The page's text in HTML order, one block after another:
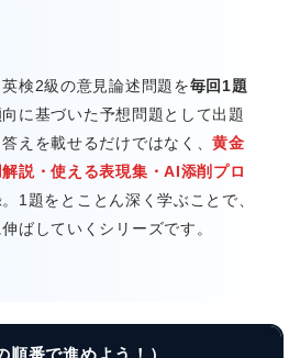
検2級の意見論述問題を毎回1題
向に基づいた予想問題として出題
えを載せるだけではなく、黄金
説・使える表現集・AI添削プロ
1題をとことん深く学ぶことで、
ばしていくシリーズです。
順番で進めよう！）